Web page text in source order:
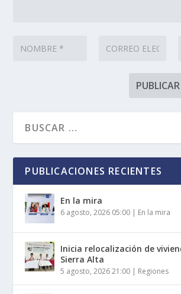
PUBLICACIONES RECIENTES
En la mira
6 agosto, 2026 05:00 | En la mira
Inicia relocalización de
Sierra Alta
5 agosto, 2026 21:00 | Regiones